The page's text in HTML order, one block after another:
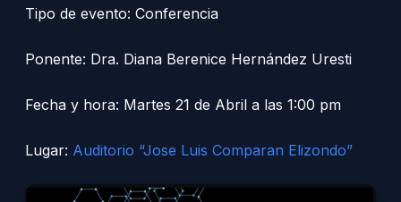
Tipo de evento: Conferencia
Ponente: Dra. Diana Berenice Hernández Uresti
Fecha y hora: Martes 21 de Abril a las 1:00 pm
Lugar: Auditorio “Jose Luis Comparan Elizondo”